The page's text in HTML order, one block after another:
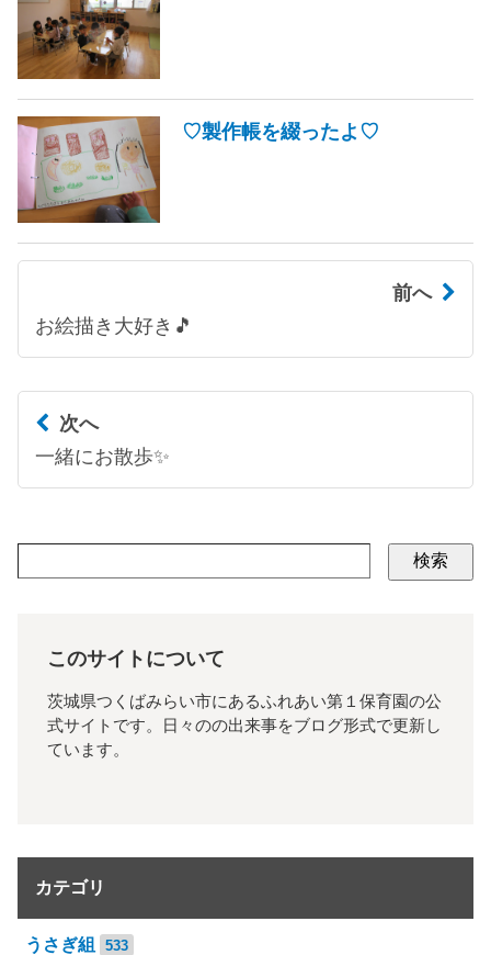
♡製作帳を綴ったよ♡
前へ
お絵描き大好き🎵
次へ
一緒にお散歩✨
検索
このサイトについて
茨城県つくばみらい市にあるふれあい第１保育園の公
式サイトです。日々のの出来事をブログ形式で更新し
ています。
カテゴリ
うさぎ組 533